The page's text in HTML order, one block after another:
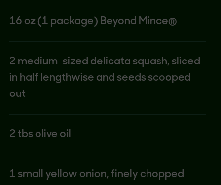
16 oz (1 package) Beyond Mince®
2 medium-sized delicata squash, sliced
in half lengthwise and seeds scooped
out
2 tbs olive oil
1 small yellow onion, finely chopped